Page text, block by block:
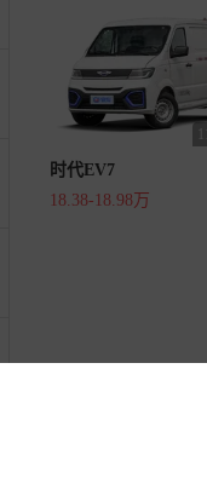
时代EV7
18.38-18.98万